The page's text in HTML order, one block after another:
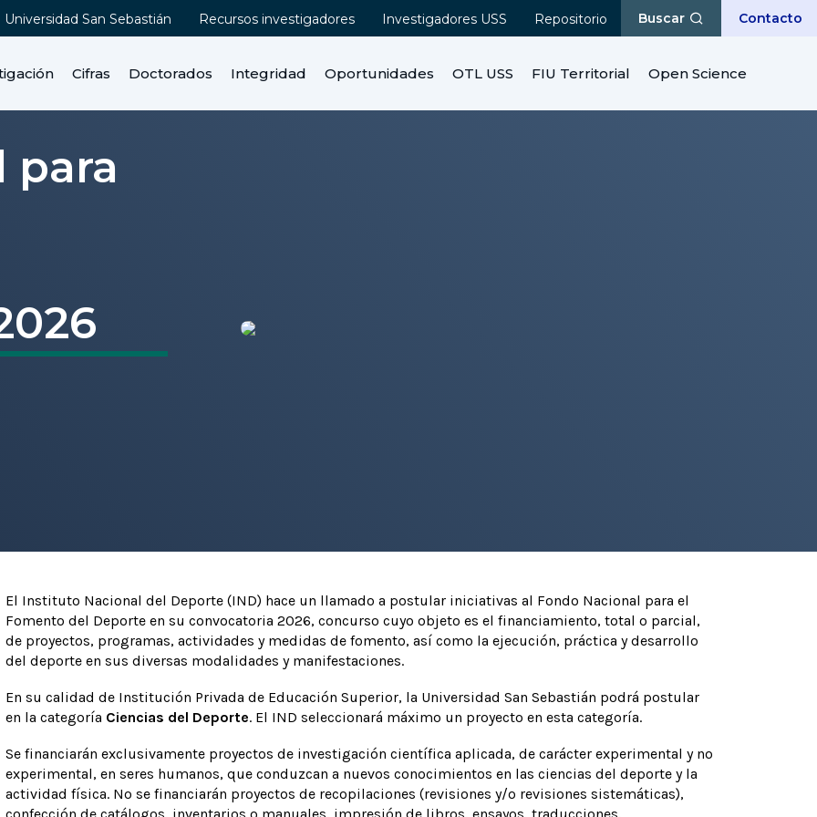
Universidad San Sebastián Recursos investigadores Investigadores USS Repositorio Buscar Contacto
Cifras Doctorados Integridad Oportunidades OTL USS FIU Territorial Open Science
para
El Instituto Nacional del Deporte (IND) hace un llamado a postular iniciativas al Fondo Nacional para el
Fomento del Deporte en su convocatoria 2026, concurso cuyo objeto es el financiamiento, total o parcial,
de proyectos, programas, actividades y medidas de fomento, así como la ejecución, práctica y desarrollo
del deporte en sus diversas modalidades y manifestaciones.
En su calidad de Institución Privada de Educación Superior, la Universidad San Sebastián podrá postular
en la categoría Ciencias del Deporte. El IND seleccionará máximo un proyecto en esta categoría.
Se financiarán exclusivamente proyectos de investigación científica aplicada, de carácter experimental y no
experimental, en seres humanos, que conduzcan a nuevos conocimientos en las ciencias del deporte y la
actividad física. No se financiarán proyectos de recopilaciones (revisiones y/o revisiones sistemáticas),